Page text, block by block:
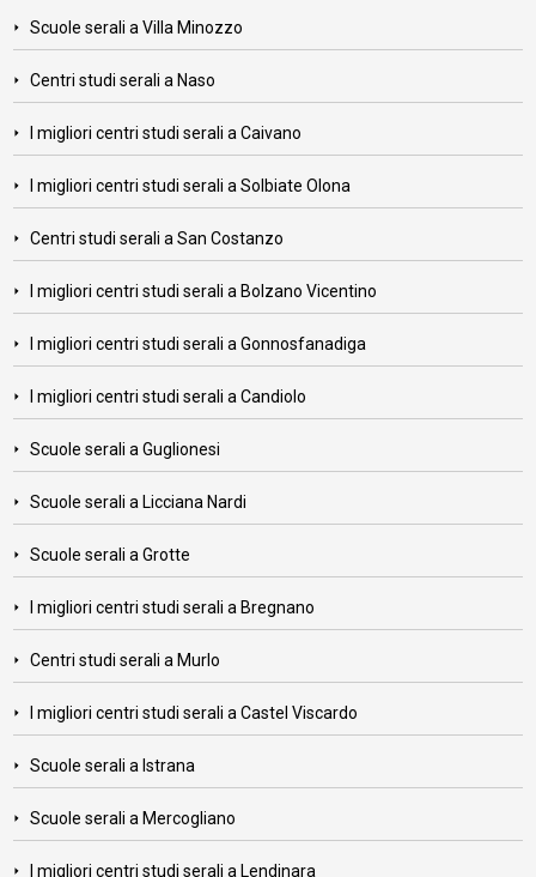
Scuole serali a Villa Minozzo
Centri studi serali a Naso
I migliori centri studi serali a Caivano
I migliori centri studi serali a Solbiate Olona
Centri studi serali a San Costanzo
I migliori centri studi serali a Bolzano Vicentino
I migliori centri studi serali a Gonnosfanadiga
I migliori centri studi serali a Candiolo
Scuole serali a Guglionesi
Scuole serali a Licciana Nardi
Scuole serali a Grotte
I migliori centri studi serali a Bregnano
Centri studi serali a Murlo
I migliori centri studi serali a Castel Viscardo
Scuole serali a Istrana
Scuole serali a Mercogliano
I migliori centri studi serali a Lendinara